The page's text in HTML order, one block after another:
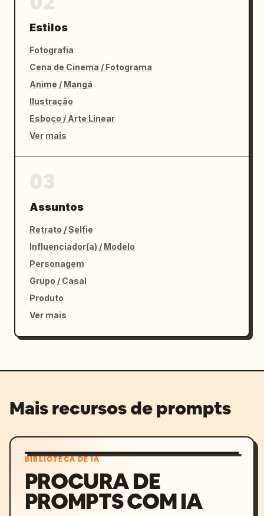
Estilos
Fotografia
Cena de Cinema / Fotograma
Anime / Mangá
Ilustração
Esboço / Arte Linear
Ver mais
Assuntos
Retrato / Selfie
Influenciador(a) / Modelo
Personagem
Grupo / Casal
Produto
Ver mais
Mais recursos de prompts
BIBLIOTECA DE IA
PROCURA DE
PROMPTS COM IA